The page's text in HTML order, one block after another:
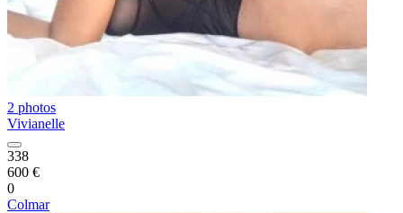
2 photos
Vivianelle
338
600 €
0
Colmar